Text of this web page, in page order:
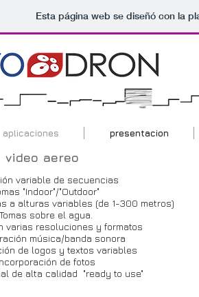
Esta página web se diseñó con la
aplicaciones presentacion
video aereo
variable de secuencias
"Indoor"/"Outdoor"
a alturas variables (de 1-300 metros)
Tomas sobre el agua.
varias resoluciones y formatos
música/banda sonora
de logos y textos variables
de fotos
de alta calidad "ready to use"